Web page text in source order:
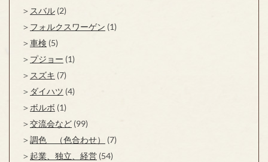
スバル (2)
フォルクスワーゲン (1)
車検 (5)
プジョー (1)
スズキ (7)
ダイハツ (4)
ボルボ (1)
交流会など (99)
調色 （色合わせ）
(7)
起業、独立、経営 (54)